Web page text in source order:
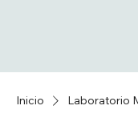
Inicio Laboratorio